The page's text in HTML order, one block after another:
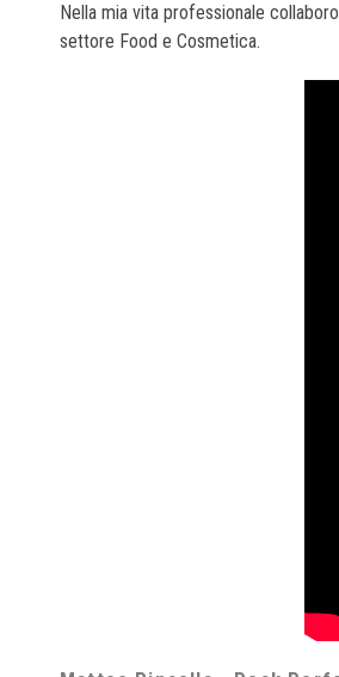
Nella mia vita professionale
settore Food e Cosmetica.